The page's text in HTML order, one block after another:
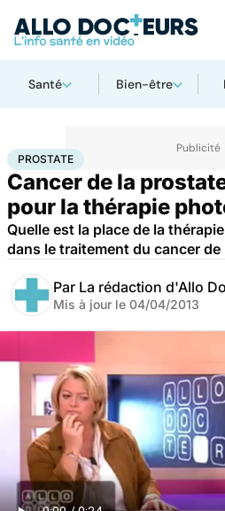
Santé Bien-être
AccueilSanté Maladies Prostate
PROSTATE
Cancer de la
pour la thérapie
Quelle est la place de la
dans le traitement du cancer de
Par La rédaction d'Allo
Mis à jour le 04/04/2013